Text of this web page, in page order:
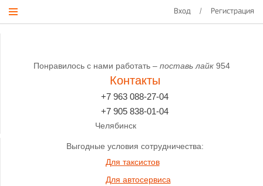
Вход / Регистрация
Понравилось с нами работать – поставь лайк 954
Контакты
+7 963 088-27-04
+7 905 838-01-04
Челябинск
Выгодные условия сотрудничества:
Для таксистов
Для автосервиса